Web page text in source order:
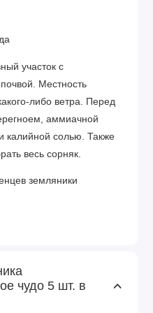
участок с
Местность
либо ветра. Перед
аммиачной
калийной солью. Также
весь сорняк.
земляники
с июня по
холодильных
температурном
чудо 5 шт. в